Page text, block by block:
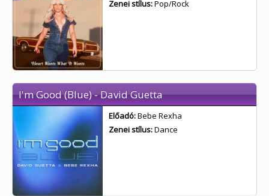
Zenei stílus:Pop/Rock
I'm Good (Blue) - David Guetta
Előadó:Bebe Rexha
Zenei stílus:Dance